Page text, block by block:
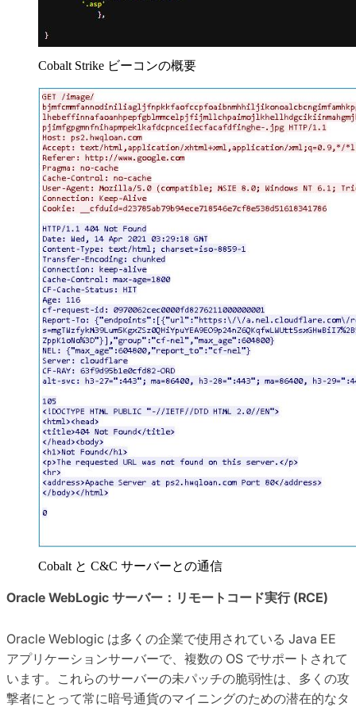
Cobalt Strike ビーコンの概要
Cobalt と C&C サーバーとの通信
Oracle WebLogic サーバー：リモートコード実行 (RCE)
Oracle Weblogic は多くの企業で使用されている Java EE
アプリケーションサーバーで、複数の OS でサポートされて
います。これらのサーバーの未パッチの脆弱性は、多くの攻
撃者にとって常に暗号通貨のマイニングのための潜在的なタ